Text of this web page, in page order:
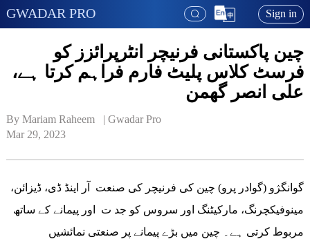
GWADAR PRO Sign in
چین پاکستانی فرنیچر انٹرپرائزز کو
فرسٹ کلاس پلیٹ فارم فراہم کرتا ہے،
علی انصر گھمن
By Mariam Raheem   | Gwadar Pro
Mar 29, 2023
گوانگژو (گوادر پرو) چین کی فرنیچر کی صنعت آر اینڈ ڈی، ڈیزائن،
مینوفیکچرنگ، مارکیٹنگ اور سروس کو جد ت اور پیمانے کے ساتھ
مربوط کرتی ہے۔ چین میں بڑے پیمانے پر صنعتی نمائشیں